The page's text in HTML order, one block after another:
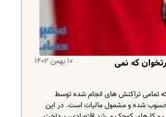
۱۰ بهمن ۱۴۰۲
که نمی
که تمامی تراکنش های انجام شده توسط
محسوب شده و مشمول مالیات است. در این